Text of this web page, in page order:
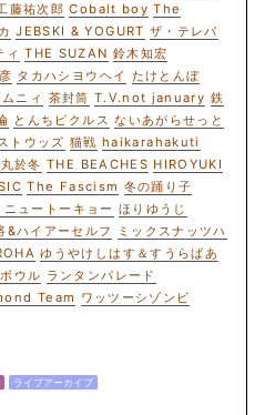
藤祐次郎 Cobalt boy The
JEBSKI & YOGURT ザ・テレパ
ィ THE SUZAN 鈴木知宏
タカハシヨウヘイ たけとんぼ
ニィ 茶封筒 T.V.not january 鉄
とんちピクルス ないあがらせっと
トウッズ 猫戦 haikarahakuti
於冬 THE BEACHES HIROYUKI
The Fascism 冬の踊り子
ュートーキョー ほりゆうじ
&ハイアーセルフ
ミックスナッツハ
ゆうやけしはす＆すうらばあ
ウル ランタンパレード
Team ワッツーシゾンビ
ライブアーカイブ